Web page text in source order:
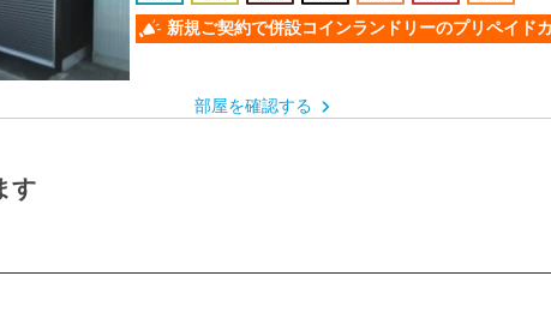
新規ご契約で併設コインランドリーのプリペイド
部屋を確認する
す